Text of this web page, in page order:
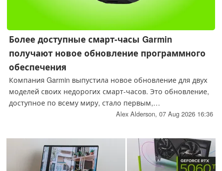
Более доступные смарт-часы Garmin
получают новое обновление программного
обеспечения
Компания Garmin выпустила новое обновление для двух
моделей своих недорогих смарт-часов. Это обновление,
доступное по всему миру, стало первым,
представленным в рамках бета-программы Garmin для
устранить ряд существующих проблем.
Alex Alderson, 07 Aug 2026 16:36